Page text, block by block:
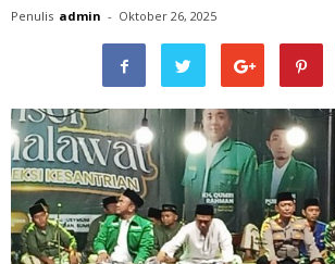
Penulis admin - Oktober 26, 2025